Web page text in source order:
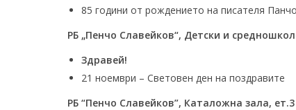
85 години от рождението на писателя
РБ „Пенчо Славейков“, Детски и
Здравей!
21 ноември – Световен ден на поздравите
РБ “Пенчо Славейков”, Каталожна зала, ет.3